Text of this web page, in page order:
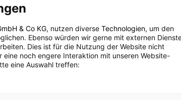
& Co KG, nutzen diverse Technologien, um den
Ebenso würden wir gerne mit externen
Dies ist für die Nutzung der Website nicht
noch engere Interaktion mit unseren Website-
eine Auswahl treffen: